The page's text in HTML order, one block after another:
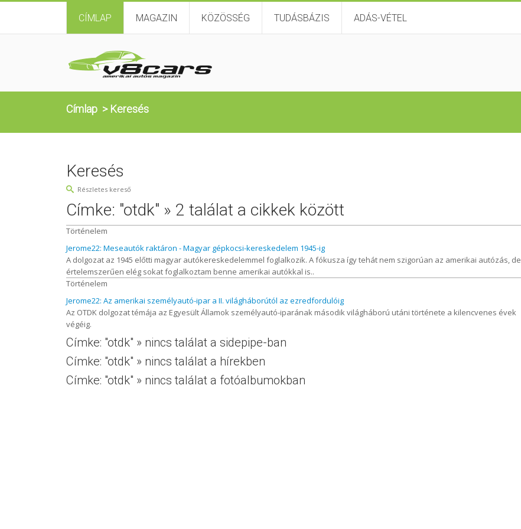
CÍMLAP MAGAZIN KÖZÖSSÉG TUDÁSBÁZIS ADÁS-VÉTEL
Címlap > Keresés
Keresés
Részletes kereső
Címke: "otdk" » 2 találat a cikkek között
Történelem
Jerome22: Meseautók raktáron - Magyar gépkocsi-kereskedelem 1945-ig
A dolgozat az 1945 előtti magyar autókereskedelemmel foglalkozik. A fókusza így tehát nem szigorúan az amerikai autózás, de
értelemszerűen elég sokat foglalkoztam benne amerikai autókkal is..
Történelem
Jerome22: Az amerikai személyautó-ipar a II. világháborútól az ezredfordulóig
Az OTDK dolgozat témája az Egyesült Államok személyautó-iparának második világháború utáni története a kilencvenes évek
végéig.
Címke: "otdk" » nincs találat a sidepipe-ban
Címke: "otdk" » nincs találat a hírekben
Címke: "otdk" » nincs találat a fotóalbumokban